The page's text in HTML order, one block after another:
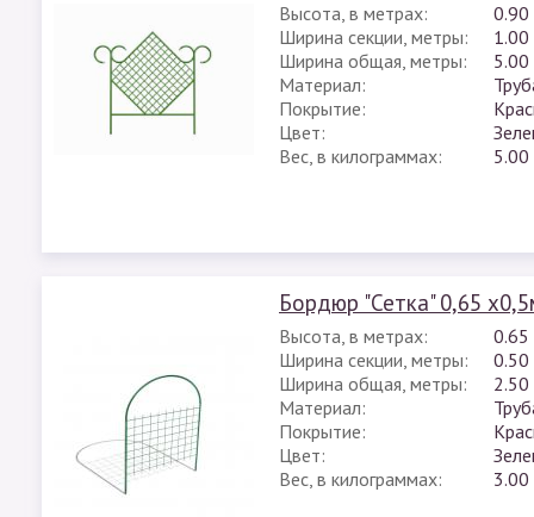
Высота, в метрах:
0.90
Ширина секции, метры:
1.00
Ширина общая, метры:
5.00
Материал:
Покрытие:
Цвет:
Вес, в килограммах:
5.00
Бордюр "Сетка" 0,65
Высота, в метрах:
0.65
Ширина секции, метры:
0.50
Ширина общая, метры:
2.50
Материал:
Покрытие:
Цвет:
Вес, в килограммах:
3.00